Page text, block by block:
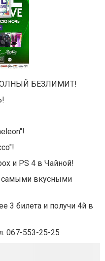
БЕЗЛИМИТ!
и PS 4 в Чайной!
самыми вкусными
3 билета и получи 4й в
067-553-25-25